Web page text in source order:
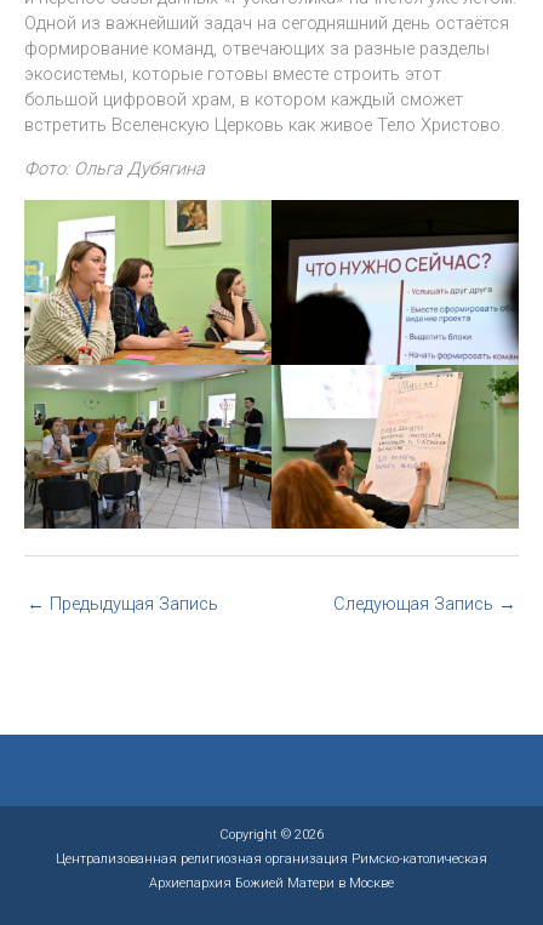
Одной из важнейший задач на сегодняшний день остаётся
формирование команд, отвечающих за разные разделы
экосистемы, которые готовы вместе строить этот
большой цифровой храм, в котором каждый сможет
встретить Вселенскую Церковь как живое Тело Христово.
Фото: Ольга Дубягина
← Предыдущая Запись Следующая Запись →
Copyright © 2026
Централизованная религиозная организация Римско-католическая
Архиепархия Божией Матери в Москве